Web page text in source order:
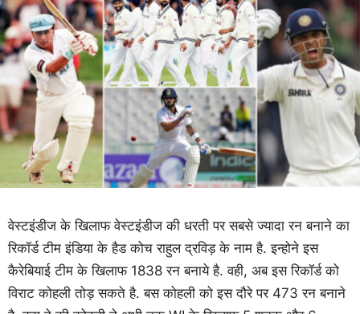
वेस्टइंडीज के खिलाफ वेस्टइंडीज की धरती पर सबसे ज्यादा रन बनाने का
रिकॉर्ड टीम इंडिया के हैड कोच राहुल द्रविड़ के नाम है. इन्होने इस
कैरेबियाई टीम के खिलाफ 1838 रन बनाये है. वही, अब इस रिकॉर्ड को
विराट कोहली तोड़ सकते है. बस कोहली को इस दौरे पर 473 रन बनाने